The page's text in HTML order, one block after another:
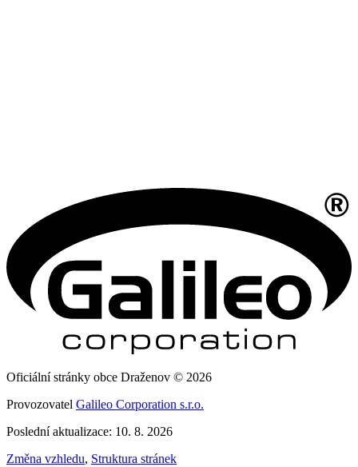
Oficiální stránky obce Draženov © 2026
Provozovatel Galileo Corporation s.r.o.
Poslední aktualizace: 10. 8. 2026
Změna vzhledu, Struktura stránek